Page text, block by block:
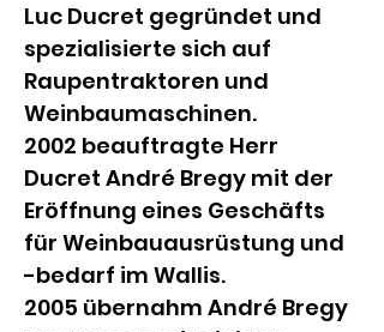
Luc Ducret gegründet und
spezialisierte sich auf
Raupentraktoren und
Weinbaumaschinen.
2002 beauftragte Herr
Ducret André Bregy mit der
Eröffnung eines Geschäfts
für Weinbauausrüstung und
-bedarf im Wallis.
2005 übernahm André Bregy